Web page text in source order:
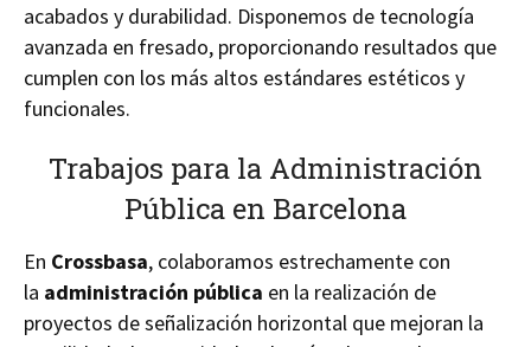
acabados y durabilidad. Disponemos de tecnología
avanzada en fresado, proporcionando resultados que
cumplen con los más altos estándares estéticos y
funcionales.
Trabajos para la Administración
Pública en Barcelona
En Crossbasa, colaboramos estrechamente con
la administración pública en la realización de
proyectos de señalización horizontal que mejoran la